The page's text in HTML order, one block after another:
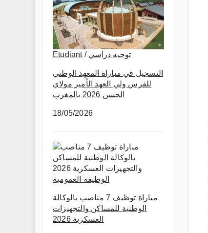
Etudiant/ توجيه دراسي
التسجيل في مباراة المعهد الوطني
للفرس ولي العهد الأمير مولاي
الحسن 2026 بالمغرب
18/05/2026
الوظيفة العمومية
مباراة توظيف 7 مناصب بالوكالة
الوطنية للمساكن والتجهيزات
العسكرية 2026